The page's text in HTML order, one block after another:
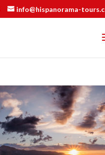
info@hispanorama-